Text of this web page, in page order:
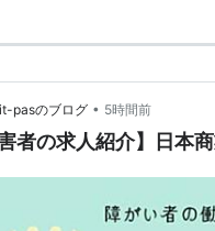
つ人が福祉サービスを受
帳・療育手帳・精神障害
応じた等級がある。種
施設・公共交通利用料
と精神障害者保健福祉手
的に知的障害者、また
pasのブログ • 5時間前
害者の求人紹介】日本